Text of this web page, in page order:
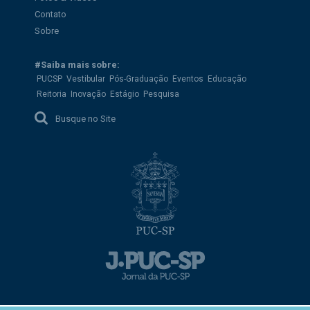
Contato
Sobre
#Saiba mais sobre:
PUCSP Vestibular Pós-Graduação Eventos
Educação
Reitoria
Inovação Estágio Pesquisa
Busque no Site